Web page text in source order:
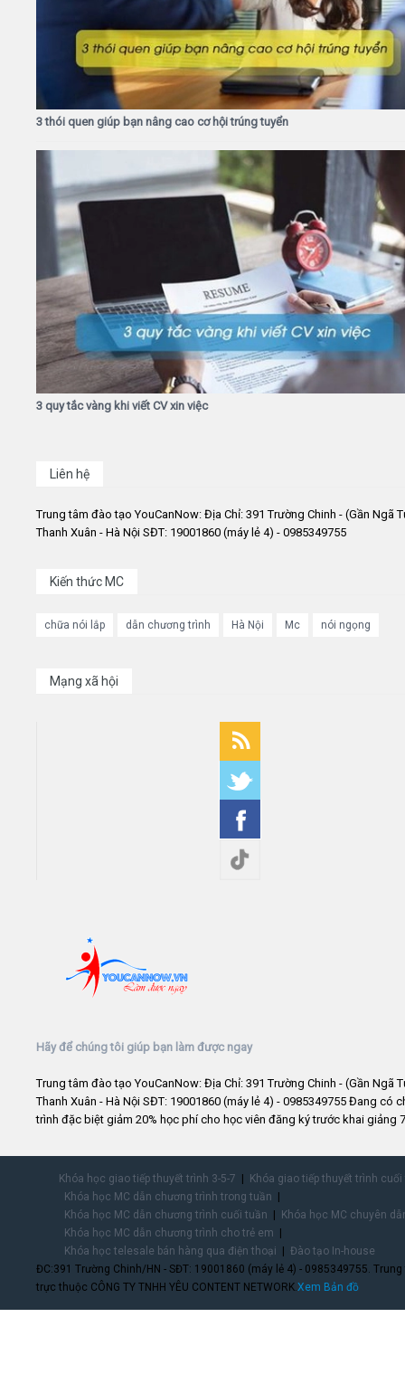
3 thói quen giúp bạn nâng cao cơ hội trúng tuyển
3 quy tắc vàng khi viết CV xin việc
Liên hệ
Trung tâm đào tạo YouCanNow: Địa Chỉ: 391 Trường Chinh - (Gần Ngã
Thanh Xuân - Hà Nội SĐT: 19001860 (máy lẻ 4) - 0985349755
Kiến thức MC
chữa nói lắp dẫn chương trình Hà Nội Mc nói ngọng
Mạng xã hội
Hãy để chúng tôi giúp bạn làm được ngay
Trung tâm đào tạo YouCanNow: Địa Chỉ: 391 Trường Chinh - (Gần Ngã
Thanh Xuân - Hà Nội SĐT: 19001860 (máy lẻ 4) - 0985349755 Đang có
trình đặc biệt giảm 20% học phí cho học viên đăng ký trước khai giảng
Khóa học giao tiếp thuyết trình 3-5-7
Khóa giao tiếp thuyết trình
Khóa học MC dẫn chương trình trong tuần
Khóa học MC dẫn chương trình cuối tuần
Khóa học MC chuyên
Khóa học MC dẫn chương trình cho trẻ em
Khóa học telesale bán hàng qua điện thoại
Đào tạo In-house
ĐC:391 Trường Chinh/HN - SĐT: 19001860 (máy lẻ 4) - 0985349755.
trực thuộc CÔNG TY TNHH YÊU CONTENT NETWORK.Xem Bản đồ